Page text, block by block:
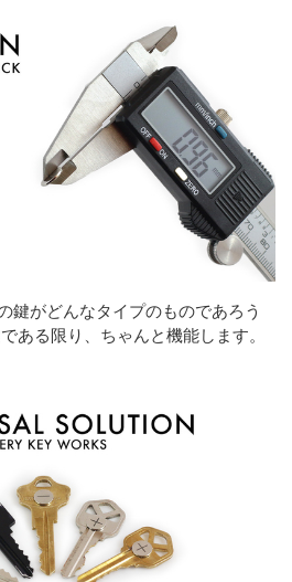
鍵がどんなタイプのものであろう
ある限り、ちゃんと機能します。